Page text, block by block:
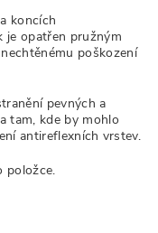
koncích
je opatřen pružným
poškození
pevných a
tam, kde by mohlo
antireflexních vrstev.
položce.